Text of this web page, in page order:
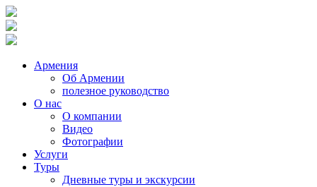
Армения
Об Армении
полезное руководство
О нас
О компании
Видео
Фотографии
Услуги
Туры
Дневные туры и экскурсии